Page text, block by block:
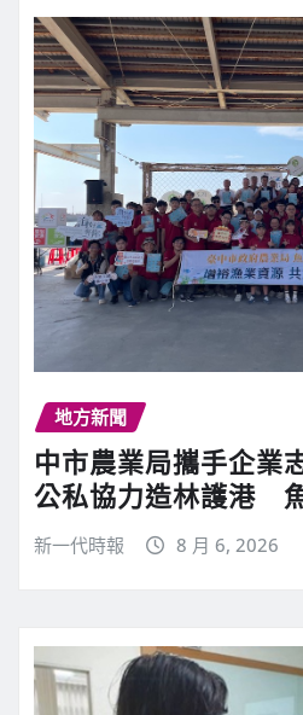
地方新聞
中市農業局攜手企業
公私協力造林護港
新一代時報 8 月 6, 2026